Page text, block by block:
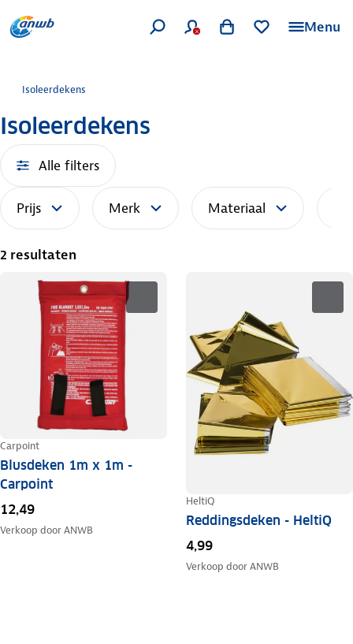
Menu
Isoleerdekens
Isoleerdekens
Alle filters
Prijs Merk Materiaal
2 resultaten
Carpoint
Blusdeken 1m x 1m -
Carpoint
12,49
Verkoop doorANWB
HeltiQ
Reddingsdeken - HeltiQ
4,99
Verkoop doorANWB